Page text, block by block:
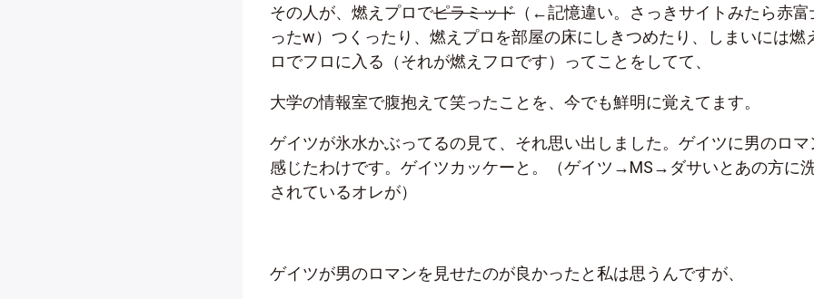
その人が、燃えプロでピラミッド （←記憶違い。さっきサイトみたら赤富
ったw）つくったり、燃えプロを部屋の床にしきつめたり、しまいには燃
ロでフロに入る（それが燃えフロです）ってことをしてて、
大学の情報室で腹抱えて笑ったことを、今でも鮮明に覚えてます。
ゲイツが氷水かぶってるの見て、それ思い出しました。ゲイツに男のロマ
感じたわけです。ゲイツカッケーと。（ゲイツ→MS→ダサいとあの方に
されているオレが）
ゲイツが男のロマンを見せたのが良かったと私は思うんですが、